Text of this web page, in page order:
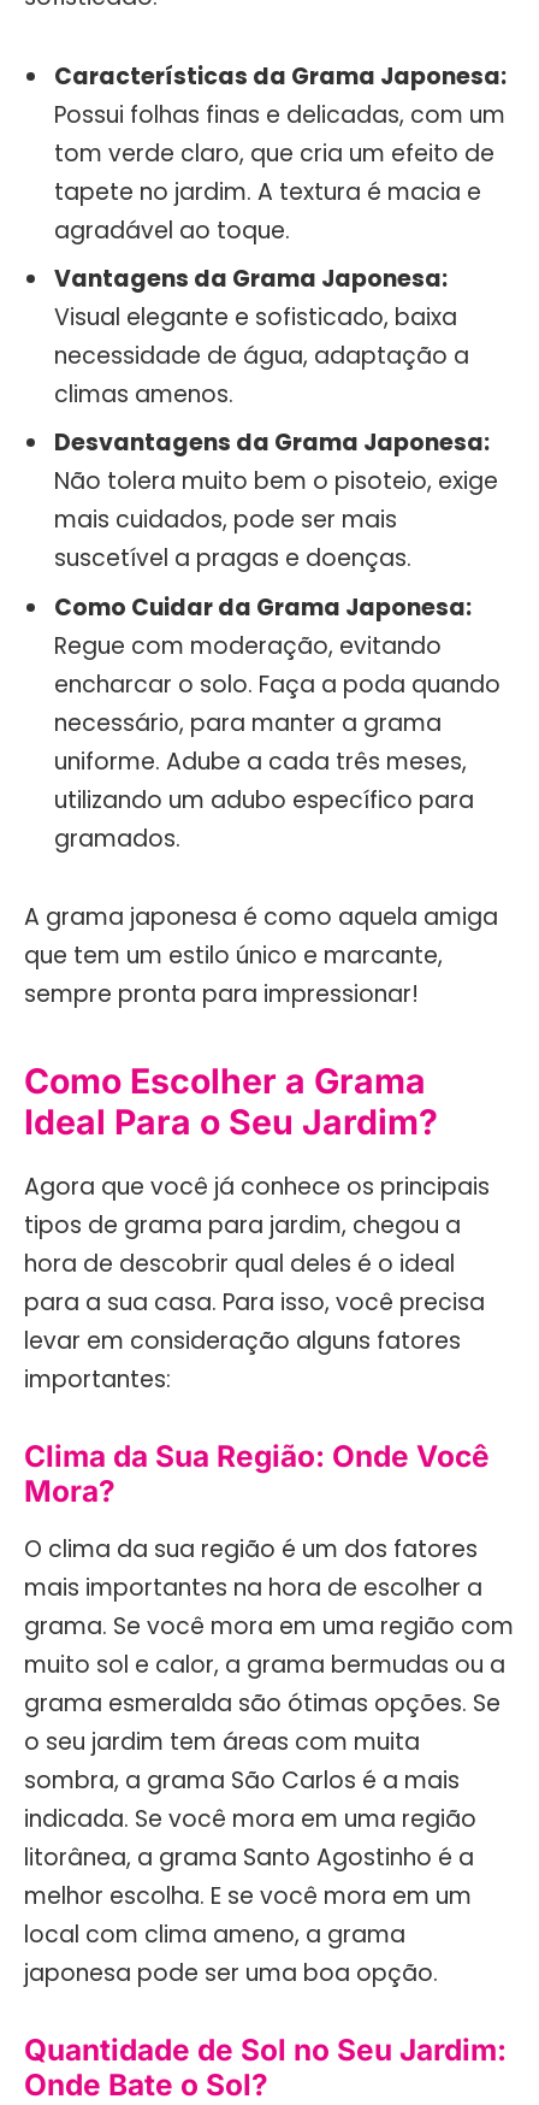
Características da Grama Japonesa:
Possui folhas finas e delicadas, com um
tom verde claro, que cria um efeito de
tapete no jardim. A textura é macia e
agradável ao toque.
Vantagens da Grama Japonesa:
Visual elegante e sofisticado, baixa
necessidade de água, adaptação a
climas amenos.
Desvantagens da Grama Japonesa:
Não tolera muito bem o pisoteio, exige
mais cuidados, pode ser mais
suscetível a pragas e doenças.
Como Cuidar da Grama Japonesa:
Regue com moderação, evitando
encharcar o solo. Faça a poda quando
necessário, para manter a grama
uniforme. Adube a cada três meses,
utilizando um adubo específico para
gramados.
A grama japonesa é como aquela amiga
que tem um estilo único e marcante,
sempre pronta para impressionar!
Como Escolher a Grama
Ideal Para o Seu Jardim?
Agora que você já conhece os principais
tipos de grama para jardim, chegou a
hora de descobrir qual deles é o ideal
para a sua casa. Para isso, você precisa
levar em consideração alguns fatores
importantes:
Clima da Sua Região: Onde Você
Mora?
O clima da sua região é um dos fatores
mais importantes na hora de escolher a
grama. Se você mora em uma região com
muito sol e calor, a grama bermudas ou a
grama esmeralda são ótimas opções. Se
o seu jardim tem áreas com muita
sombra, a grama São Carlos é a mais
indicada. Se você mora em uma região
litorânea, a grama Santo Agostinho é a
melhor escolha. E se você mora em um
local com clima ameno, a grama
japonesa pode ser uma boa opção.
Quantidade de Sol no Seu Jardim:
Onde Bate o Sol?